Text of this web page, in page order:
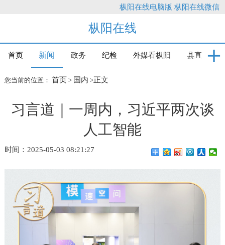
枞阳在线电脑版 枞阳在线微信
枞阳在线
首页 新闻 政务 纪检 外媒看枞阳 县直
您当前的位置： 首页 > 国内 >正文
习言道｜一周内，习近平两次谈
人工智能
时间：2025-05-03 08:21:27